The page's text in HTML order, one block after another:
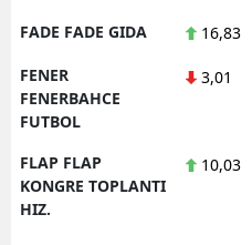
FADE FADE GIDA 16,83
FENER
FENERBAHCE
FUTBOL
3,01
FLAP FLAP
KONGRE TOPLANTI
HIZ.
10,03